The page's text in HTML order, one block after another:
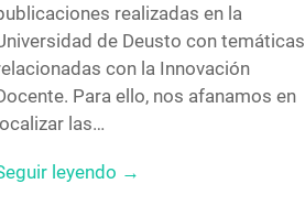
realizadas en la
de Deusto con temáticas
con la Innovación
Para ello, nos afanamos en
las…
leyendo →